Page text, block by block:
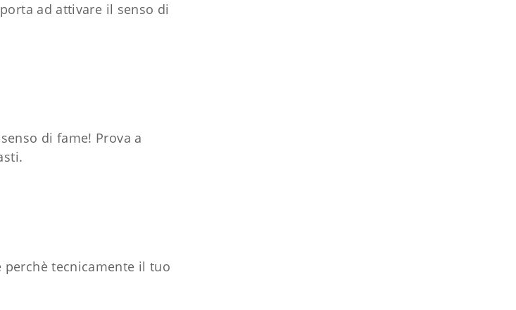
ad attivare il senso di
di fame! Prova a
tecnicamente il tuo